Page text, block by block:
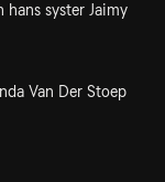
syster Jaimy
Van Der Stoep